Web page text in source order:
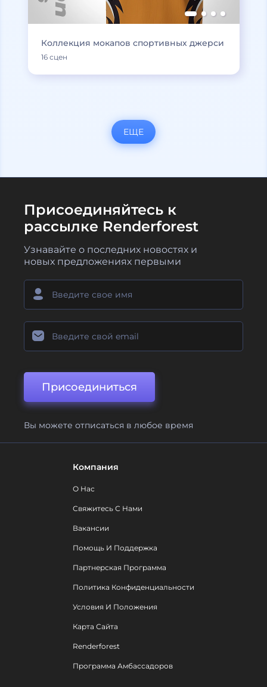
Коллекция мокапов спортивных джерси
16 сцен
ЕЩЕ
Присоединяйтесь к
рассылке Renderforest
Узнавайте о последних новостях и
новых предложениях первыми
Присоединиться
Вы можете отписаться в любое время
Компания
О Нас
Свяжитесь С Нами
Вакансии
Помощь И Поддержка
Партнерская Программа
Политика Конфиденциальности
Условия И Положения
Карта Сайта
Renderforest
Программа Амбассадоров